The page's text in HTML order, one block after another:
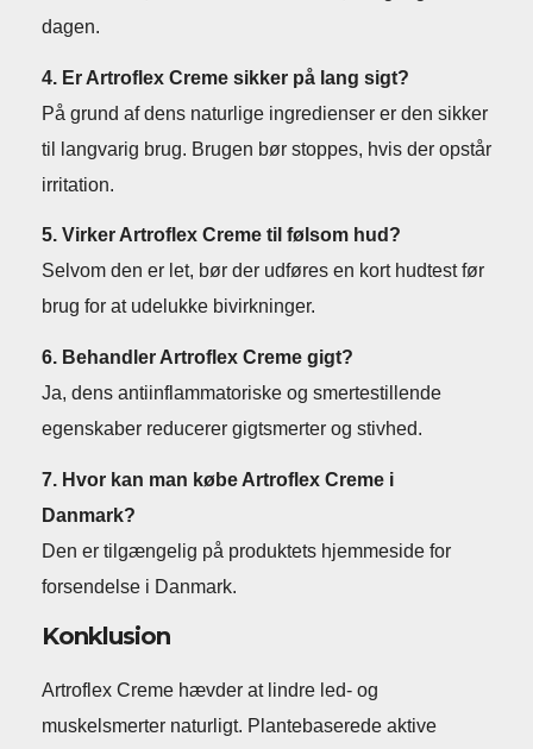
dagen.
4. Er Artroflex Creme sikker på lang sigt?
På grund af dens naturlige ingredienser er den sikker
til langvarig brug. Brugen bør stoppes, hvis der opstår
irritation.
5. Virker Artroflex Creme til følsom hud?
Selvom den er let, bør der udføres en kort hudtest før
brug for at udelukke bivirkninger.
6. Behandler Artroflex Creme gigt?
Ja, dens antiinflammatoriske og smertestillende
egenskaber reducerer gigtsmerter og stivhed.
7. Hvor kan man købe Artroflex Creme i
Danmark?
Den er tilgængelig på produktets hjemmeside for
forsendelse i Danmark.
Konklusion
Artroflex Creme hævder at lindre led- og
muskelsmerter naturligt. Plantebaserede aktive